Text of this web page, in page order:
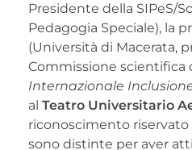
Presidente della SIPeS/
Pedagogia Speciale), la
(Università di Macerata,
Commissione scientifica
Internazionale
al Teatro Universitario
riconoscimento riservato
sono distinte per aver